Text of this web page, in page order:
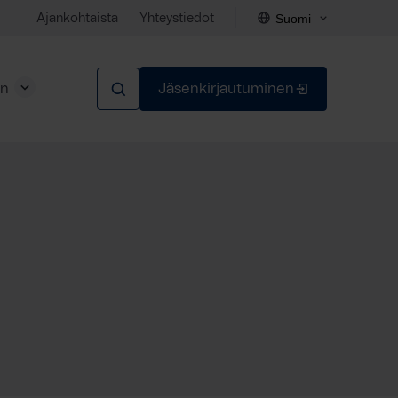
Ajankohtaista Yhteystiedot Suomi
Jäsenkirjautuminen